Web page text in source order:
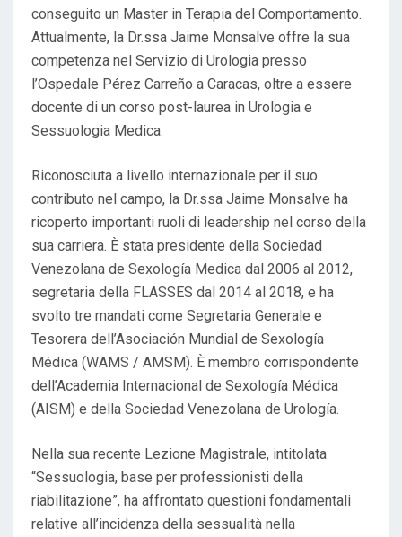
conseguito un Master in Terapia del Comportamento.
Attualmente, la Dr.ssa Jaime Monsalve offre la sua
competenza nel Servizio di Urologia presso
l’Ospedale Pérez Carreño a Caracas, oltre a essere
docente di un corso post-laurea in Urologia e
Sessuologia Medica.
Riconosciuta a livello internazionale per il suo
contributo nel campo, la Dr.ssa Jaime Monsalve ha
ricoperto importanti ruoli di leadership nel corso della
sua carriera. È stata presidente della Sociedad
Venezolana de Sexología Medica dal 2006 al 2012,
segretaria della FLASSES dal 2014 al 2018, e ha
svolto tre mandati come Segretaria Generale e
Tesorera dell’Asociación Mundial de Sexología
Médica (WAMS / AMSM). È membro corrispondente
dell’Academia Internacional de Sexología Médica
(AISM) e della Sociedad Venezolana de Urología.
Nella sua recente Lezione Magistrale, intitolata
“Sessuologia, base per professionisti della
riabilitazione”, ha affrontato questioni fondamentali
relative all’incidenza della sessualità nella